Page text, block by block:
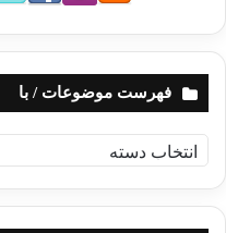
فهرست موضوعات / با
ه
ر